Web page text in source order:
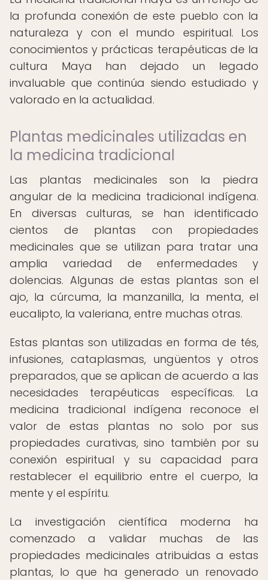
la profunda conexión de este pueblo con la
naturaleza y con el mundo espiritual. Los
conocimientos y prácticas terapéuticas de la
cultura Maya han dejado un legado
invaluable que continúa siendo estudiado y
valorado en la actualidad.
Plantas medicinales utilizadas en
la medicina tradicional
Las plantas medicinales son la piedra
angular de la medicina tradicional indígena.
En diversas culturas, se han identificado
cientos de plantas con propiedades
medicinales que se utilizan para tratar una
amplia variedad de enfermedades y
dolencias. Algunas de estas plantas son el
ajo, la cúrcuma, la manzanilla, la menta, el
eucalipto, la valeriana, entre muchas otras.
Estas plantas son utilizadas en forma de tés,
infusiones, cataplasmas, ungüentos y otros
preparados, que se aplican de acuerdo a las
necesidades terapéuticas específicas. La
medicina tradicional indígena reconoce el
valor de estas plantas no solo por sus
propiedades curativas, sino también por su
conexión espiritual y su capacidad para
restablecer el equilibrio entre el cuerpo, la
mente y el espíritu.
La investigación científica moderna ha
comenzado a validar muchas de las
propiedades medicinales atribuidas a estas
plantas, lo que ha generado un renovado